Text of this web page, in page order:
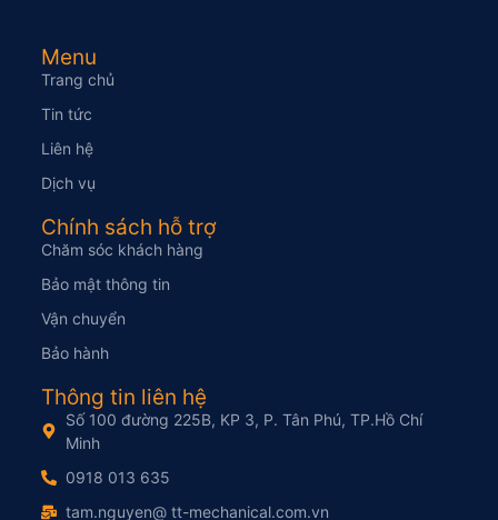
Menu
Trang chủ
Tin tức
Liên hệ
Dịch vụ
Chính sách hỗ trợ
Chăm sóc khách hàng
Bảo mật thông tin
Vận chuyển
Bảo hành
Thông tin liên hệ
Số 100 đường 225B, KP 3, P. Tân Phú, TP.Hồ Chí
Minh
0918 013 635
tam.nguyen@ tt-mechanical.com.vn